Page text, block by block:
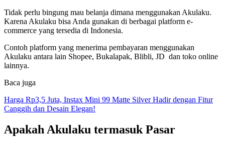
Tidak perlu bingung mau belanja dimana menggunakan Akulaku.
Karena Akulaku bisa Anda gunakan di berbagai platform e-
commerce yang tersedia di Indonesia.
Contoh platform yang menerima pembayaran menggunakan
Akulaku antara lain Shopee, Bukalapak, Blibli, JD dan toko online
lainnya.
Baca juga
Harga Rp3,5 Juta, Instax Mini 99 Matte Silver Hadir dengan Fitur
Canggih dan Desain Elegan!
Apakah Akulaku termasukPasar